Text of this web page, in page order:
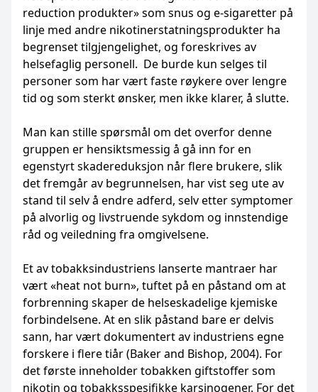
reduction produkter» som snus og e-sigaretter på
linje med andre nikotinerstatningsprodukter ha
begrenset tilgjengelighet, og foreskrives av
helsefaglig personell. De burde kun selges til
personer som har vært faste røykere over lengre
tid og som sterkt ønsker, men ikke klarer, å slutte.
Man kan stille spørsmål om det overfor denne
gruppen er hensiktsmessig å gå inn for en
egenstyrt skadereduksjon når flere brukere, slik
det fremgår av begrunnelsen, har vist seg ute av
stand til selv å endre adferd, selv etter symptomer
på alvorlig og livstruende sykdom og innstendige
råd og veiledning fra omgivelsene.
Et av tobakksindustriens lanserte mantraer har
vært «heat not burn», tuftet på en påstand om at
forbrenning skaper de helseskadelige kjemiske
forbindelsene. At en slik påstand bare er delvis
sann, har vært dokumentert av industriens egne
forskere i flere tiår (Baker and Bishop, 2004). For
det første inneholder tobakken giftstoffer som
nikotin og tobakksspesifikke karsinogener. For det